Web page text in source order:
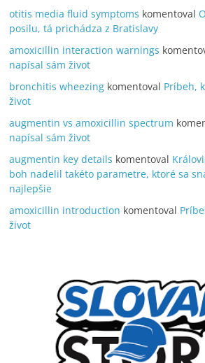
otitis media fluid symptoms komentoval
posilu, tá prichádza z Bratislavy
amoxicillin interaction warnings
napísal sám život
bronchitis wheezing komentoval Príbeh,
život
augmentin vs amoxicillin spectrum
napísal sám život
augmentin key details komentoval
boh nadelil takéto parametre, ktoré sa
najlepšie
amoxicillin introduction komentoval
život